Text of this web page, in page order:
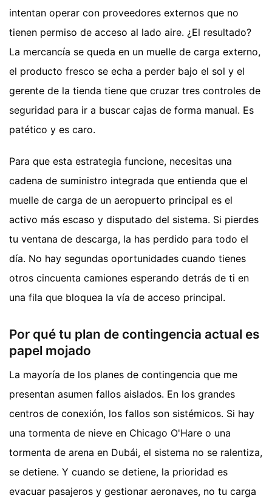
intentan operar con proveedores externos que no
tienen permiso de acceso al lado aire. ¿El resultado?
La mercancía se queda en un muelle de carga externo,
el producto fresco se echa a perder bajo el sol y el
gerente de la tienda tiene que cruzar tres controles de
seguridad para ir a buscar cajas de forma manual. Es
patético y es caro.
Para que esta estrategia funcione, necesitas una
cadena de suministro integrada que entienda que el
muelle de carga de un aeropuerto principal es el
activo más escaso y disputado del sistema. Si pierdes
tu ventana de descarga, la has perdido para todo el
día. No hay segundas oportunidades cuando tienes
otros cincuenta camiones esperando detrás de ti en
una fila que bloquea la vía de acceso principal.
Por qué tu plan de contingencia actual es
papel mojado
La mayoría de los planes de contingencia que me
presentan asumen fallos aislados. En los grandes
centros de conexión, los fallos son sistémicos. Si hay
una tormenta de nieve en Chicago O'Hare o una
tormenta de arena en Dubái, el sistema no se ralentiza,
se detiene. Y cuando se detiene, la prioridad es
evacuar pasajeros y gestionar aeronaves, no tu carga